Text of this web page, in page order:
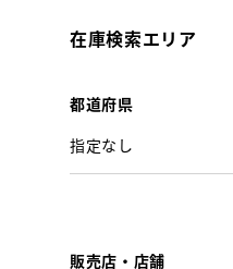
在庫検索エリア
都道府県
指定なし
販売店・店舗